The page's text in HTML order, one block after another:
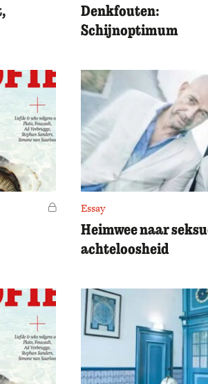
Denkfouten:
Schijnoptimum
Voor leden
Essay
Heimwee naar
achteloosheid